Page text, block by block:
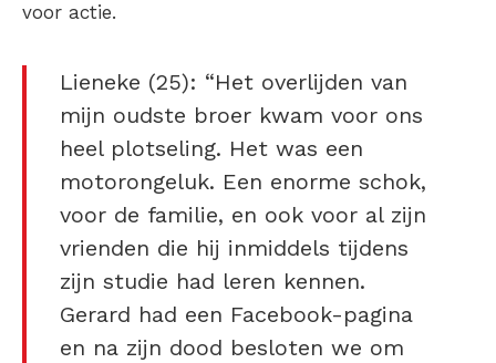
voor actie.
Lieneke (25): “Het overlijden van
mijn oudste broer kwam voor ons
heel plotseling. Het was een
motorongeluk. Een enorme schok,
voor de familie, en ook voor al zijn
vrienden die hij inmiddels tijdens
zijn studie had leren kennen.
Gerard had een Facebook-pagina
en na zijn dood besloten we om